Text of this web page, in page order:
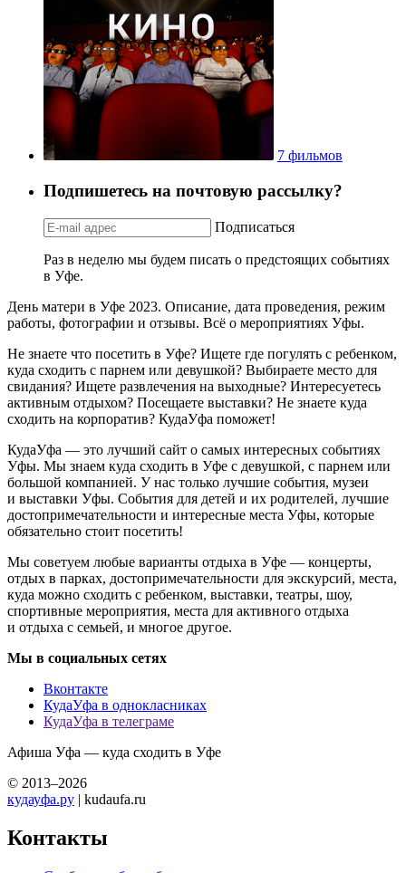
7 фильмов
Подпишетесь на почтовую рассылку?
Подписаться
Раз в неделю мы будем писать о предстоящих событиях
в Уфе.
День матери в Уфе 2023. Описание, дата проведения, режим
работы, фотографии и отзывы. Всё о мероприятиях Уфы.
Не знаете что посетить в Уфе? Ищете где погулять с ребенком,
куда сходить с парнем или девушкой? Выбираете место для
свидания? Ищете развлечения на выходные? Интересуетесь
активным отдыхом? Посещаете выставки? Не знаете куда
сходить на корпоратив? КудаУфа поможет!
КудаУфа — это лучший сайт о самых интересных событиях
Уфы. Мы знаем куда сходить в Уфе с девушкой, с парнем или
большой компанией. У нас только лучшие события, музеи
и выставки Уфы. События для детей и их родителей, лучшие
достопримечательности и интересные места Уфы, которые
обязательно стоит посетить!
Мы советуем любые варианты отдыха в Уфе — концерты,
отдых в парках, достопримечательности для экскурсий, места,
куда можно сходить с ребенком, выставки, театры, шоу,
спортивные мероприятия, места для активного отдыха
и отдыха с семьей, и многое другое.
Мы в социальных сетях
Вконтакте
КудаУфа в однокласниках
КудаУфа в телеграме
Афиша Уфа — куда сходить в Уфе
© 2013–2026
кудауфа.ру | kudaufa.ru
Контакты